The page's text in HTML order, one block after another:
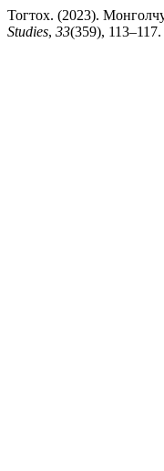
Тогтох. (2023).
Studies, 33(359),